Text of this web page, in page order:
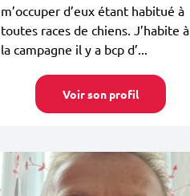
m’occuper d’eux étant habitué à
toutes races de chiens. J’habite à
la campagne il y a bcp d’...
Voir son profil